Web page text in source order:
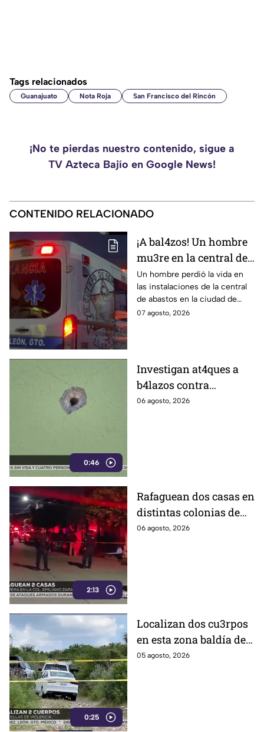
Tags relacionados
Guanajuato Nota Roja San Francisco del Rincón
¡No te pierdas nuestro contenido, sigue a
TV Azteca Bajío en Google News!
CONTENIDO RELACIONADO
¡A bal4zos! Un hombre
mu3re en la central de
abastos; esto es lo que
se sabe
Un hombre perdió la vida en
las instalaciones de la central
de abastos en la ciudad de
León, tras ser víctima de un
07 agosto, 2026
0:46
Investigan at4ques a
b4lazos contra
distintos domicilios en
06 agosto, 2026
2:13
Rafaguean dos casas en
distintas colonias de
Celaya; esto fue lo que
06 agosto, 2026
0:25
Localizan dos cu3rpos
en esta zona baldía de
León; autoridades
05 agosto, 2026